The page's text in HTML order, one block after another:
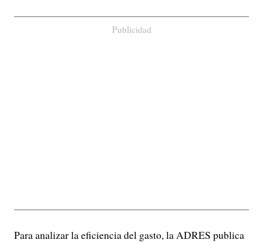
Publicidad
Para analizar la eficiencia del gasto, la ADRES publica